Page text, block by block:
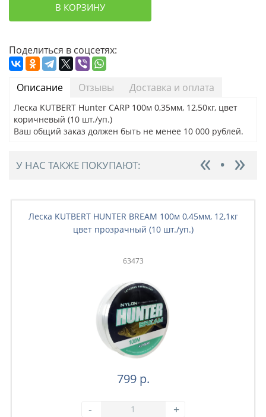
В КОРЗИНУ
Поделиться в соцсетях:
Описание Отзывы Доставка и оплата
Леска KUTBERT Hunter CARP 100м 0,35мм, 12,50кг, цвет
коричневый (10 шт./уп.)
Ваш общий заказ должен быть не менее 10 000 рублей.
У НАС ТАКЖЕ ПОКУПАЮТ:
Леска KUTBERT HUNTER BREAM 100м 0,45мм, 12,1кг
цвет прозрачный (10 шт./уп.)
63473
799 р.
- +